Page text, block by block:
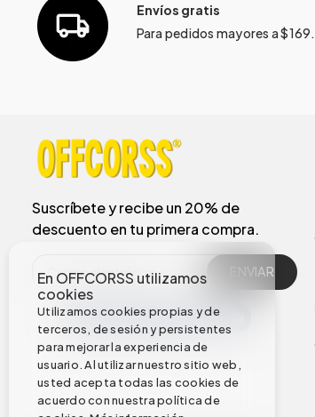
En OFFCORSS utilizamos
cookies
Utilizamos cookies propias y de
terceros, de sesión y persistentes
para mejorar la experiencia de
usuario. Al utilizar nuestro sitio web,
usted acepta todas las cookies de
acuerdo con nuestra política de
Envíos gratis
Para pedidos mayores a
Suscríbete y recibe un 20% de
descuento en tu primera compra.
ENVIAR